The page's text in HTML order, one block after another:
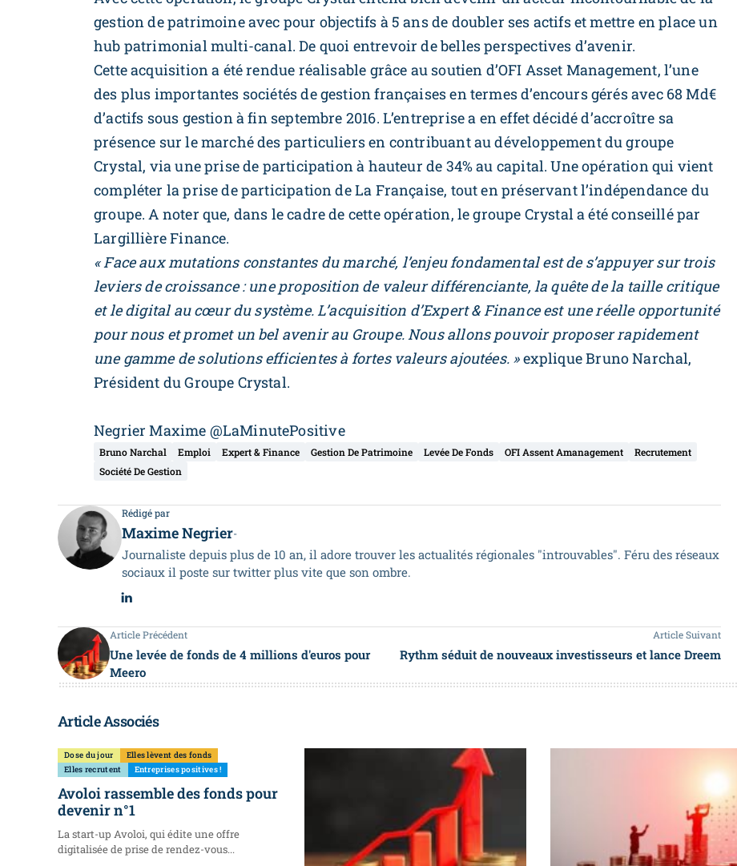
gestion de patrimoine avec pour objectifs à 5 ans de doubler ses actifs et mettre en place un
hub patrimonial multi-canal. De quoi entrevoir de belles perspectives d’avenir.
Cette acquisition a été rendue réalisable grâce au soutien d’OFI Asset Management, l’une
des plus importantes sociétés de gestion françaises en termes d’encours gérés avec 68 Md€
d’actifs sous gestion à fin septembre 2016. L’entreprise a en effet décidé d’accroître sa
présence sur le marché des particuliers en contribuant au développement du groupe
Crystal, via une prise de participation à hauteur de 34% au capital. Une opération qui vient
compléter la prise de participation de La Française, tout en préservant l’indépendance du
groupe. A noter que, dans le cadre de cette opération, le groupe Crystal a été conseillé par
Largillière Finance.
« Face aux mutations constantes du marché, l’enjeu fondamental est de s’appuyer sur trois
leviers de croissance : une proposition de valeur différenciante, la quête de la taille critique
et le digital au cœur du système. L’acquisition d’Expert & Finance est une réelle opportunité
pour nous et promet un bel avenir au Groupe. Nous allons pouvoir proposer rapidement
une gamme de solutions efficientes à fortes valeurs ajoutées. »explique Bruno Narchal,
Président du Groupe Crystal.
Negrier Maxime @LaMinutePositive
Bruno Narchal Emploi Expert & Finance Gestion De Patrimoine Levée De Fonds OFI Assent Amanagement
Recrutement
Société De Gestion
Rédigé par
Maxime Negrier-
Journaliste depuis plus de 10 an, il adore trouver les actualités régionales "introuvables". Féru des réseaux
sociaux il poste sur twitter plus vite que son ombre.
Article Précédent
Une levée de fonds de 4 millions d'euros pour
Meero
Article Suivant
Rythm séduit de nouveaux investisseurs et lance Dreem
Article Associés
Dose du jour
Elles lèvent des fonds
Elles recrutent
Entreprises positives !
Avoloi rassemble des fonds pour
devenir n°1
La start-up Avoloi, qui édite une offre
digitalisée de prise de rendez-vous...